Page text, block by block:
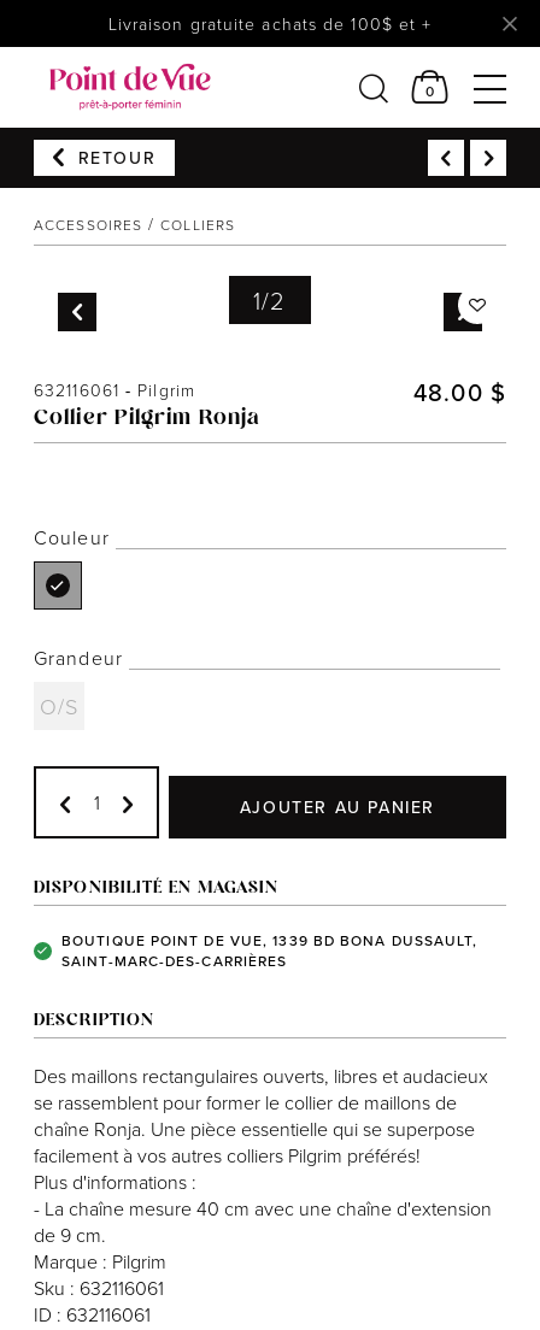
Livraison gratuite achats de 100$ et +
0
Lingerie
Chaussures
Notre histoire
Politique de confidentialité
Politiques et conditions d'achats
RETOUR
ACCESSOIRES COLLIERS
1/2
632116061 - Pilgrim
Collier Pilgrim Ronja
48.00 $
Couleur
Grandeur
O/S
AJOUTER AU PANIER
DISPONIBILITÉ EN MAGASIN
BOUTIQUE POINT DE VUE, 1339 BD BONA DUSSAULT,
SAINT-MARC-DES-CARRIÈRES
DESCRIPTION
Des maillons rectangulaires ouverts, libres et audacieux
se rassemblent pour former le collier de maillons de
chaîne Ronja. Une pièce essentielle qui se superpose
facilement à vos autres colliers Pilgrim préférés!
Plus d'informations :
- La chaîne mesure 40 cm avec une chaîne d'extension
de 9 cm.
Marque : Pilgrim
Sku : 632116061
ID : 632116061